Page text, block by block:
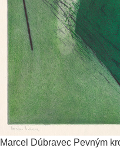
Marcel Dúbravec Pevným